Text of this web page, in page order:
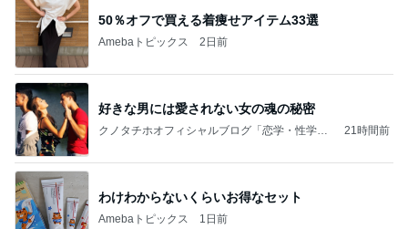
50％オフで買える着痩せアイテム33選
Amebaトピックス 2日前
好きな男には愛されない女の魂の秘密
クノタチホオフィシャルブログ「恋学・性学研
21時間前
わけわからないくらいお得なセット
Amebaトピックス 1日前